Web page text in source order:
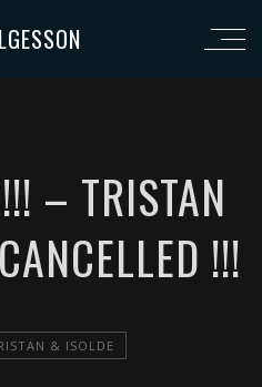
– TRISTAN
!!!
& ISOLDE